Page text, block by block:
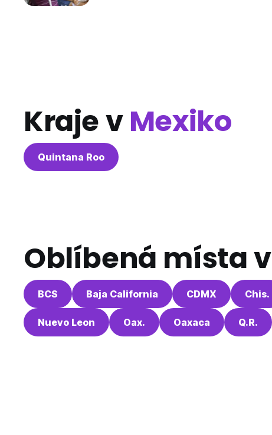
Kraje vMexiko
Quintana Roo
Oblíbená místa v
BCS Baja California CDMX Chis.
Nuevo Leon Oax. Oaxaca Q.R.